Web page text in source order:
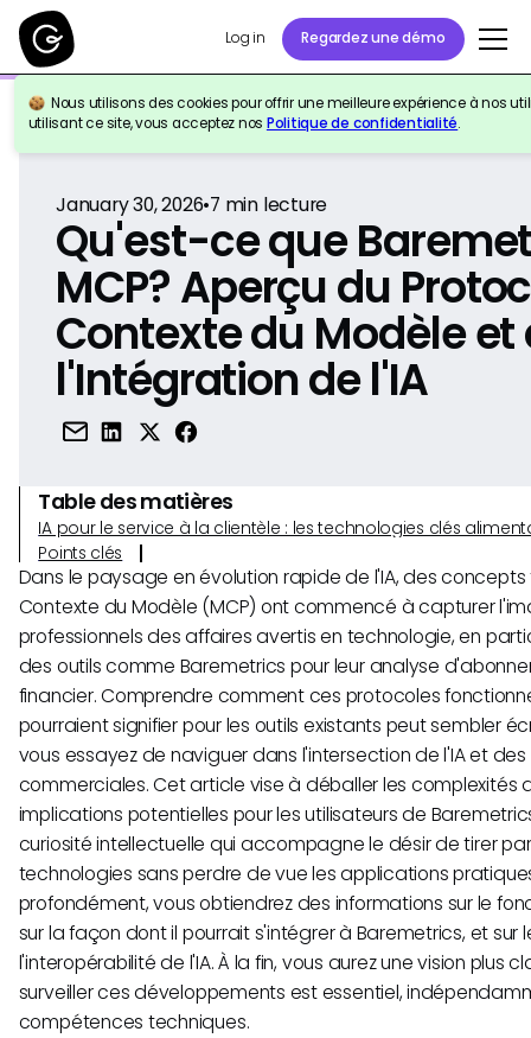
Log in Regardez une démo
Nous utilisons des cookies pour offrir une meilleure expérience à nos
utilisant ce site, vous acceptez nos Politique de confidentialité.
Retour à la référence
January 30, 2026•7 min lecture
Qu'est-ce que
MCP? Aperçu du
Contexte du Modèle et
l'Intégration de l'IA
Table des matières
IA pour le service à la clientèle : les technologies clés
Points clés
Dans le paysage en évolution rapide de l'IA, des
Contexte du Modèle (MCP) ont commencé à capturer
professionnels des affaires avertis en technologie, en
des outils comme Baremetrics pour leur analyse
financier. Comprendre comment ces protocoles
pourraient signifier pour les outils existants peut sembler
vous essayez de naviguer dans l'intersection de l'IA et
commerciales. Cet article vise à déballer les complexités
implications potentielles pour les utilisateurs de
curiosité intellectuelle qui accompagne le désir de tirer
technologies sans perdre de vue les applications
profondément, vous obtiendrez des informations sur le
sur la façon dont il pourrait s'intégrer à Baremetrics, et sur
l'interopérabilité de l'IA. À la fin, vous aurez une vision plus
surveiller ces développements est essentiel,
compétences techniques.